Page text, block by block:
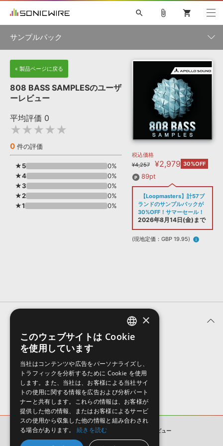
ソフト音源 »
プラグイン・エフェクト »
サンプルパック »
ソフトウェア／ツール »
DAW »
ニュースレター »
SONICWIREブログ »
製品サポート情報 »
DTMガイド »
FAQ »
音楽カード
楽曲配信流通 サービス
無償のサウンド管理ソフト
search
初音ミク NT
MEIKO V3
KAITO V3
VOCALOID
SPITFIRE AUDIO
VIENNA
EZ DRUMMER 3 SERUM
ライセンスフリーBGM
ボーカル抜き出し
DUBSTEP
ELECTRONICA
ROUTER.FM
ソフト音源 プラグイン・エフェクト
DAW 効果音
attach_file shopping_cart
サンプルパック
製品一覧
メーカー
フォーマット
« 製品ページに戻る
808 BASS SAMPLESのユーザ
ーレビュー
平均評価 0
★★★★★
0 件の評価
★5
0%
★4
0%
★3
0%
★2
0%
★1
0%
税込価格
¥4,257
¥2,979 30%OFF
89pt
【Loopmasters】計57ブ
ランドのサンプルパックが
30%OFF！サマーセール！
2026年8月14日(金)まで
(現地定価：GBP 19.95) info
ユーザーレビュー (0件)
表示順
808 BASS SAMPLES ユーザーレビュー
ENGLISH
×
このウェブサイトは Cookie
を使用しています
当社はコンテンツや広告をパーソナライズし、
トラフィックを分析するために Cookie を使用
します。また、当社は、お客様による当社サイ
トの使用に関する情報を広告および分析パート
ナーと共有します。これらの情報は、お客様が
提供した他の情報、またはお客様によるサービ
スの使用から収集した他の情報と組み合わされ
る場合があります。
続きを読む